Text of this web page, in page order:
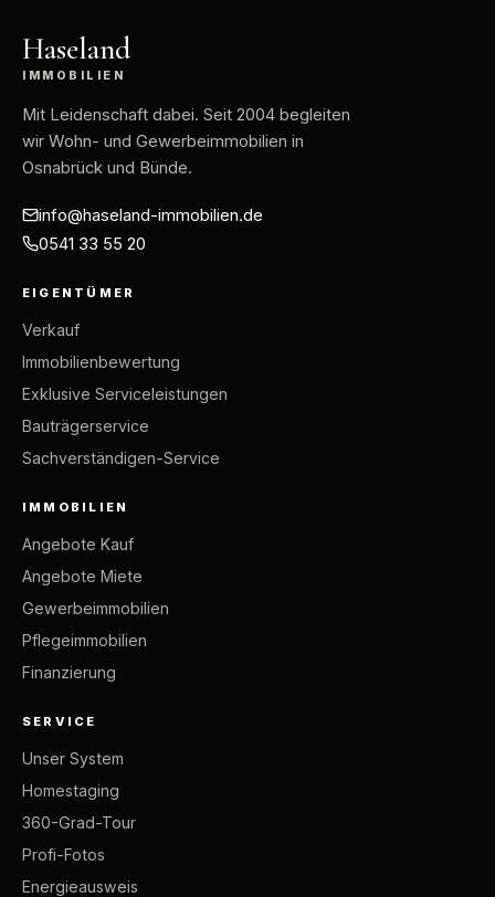
Haseland
IMMOBILIEN
Mit Leidenschaft dabei. Seit 2004 begleiten
wir Wohn- und Gewerbeimmobilien in
Osnabrück und Bünde.
info@haseland-immobilien.de
0541 33 55 20
EIGENTÜMER
Verkauf
Immobilienbewertung
Exklusive Serviceleistungen
Bauträgerservice
Sachverständigen-Service
IMMOBILIEN
Angebote Kauf
Angebote Miete
Gewerbeimmobilien
Pflegeimmobilien
Finanzierung
SERVICE
Unser System
Homestaging
360-Grad-Tour
Profi-Fotos
Energieausweis